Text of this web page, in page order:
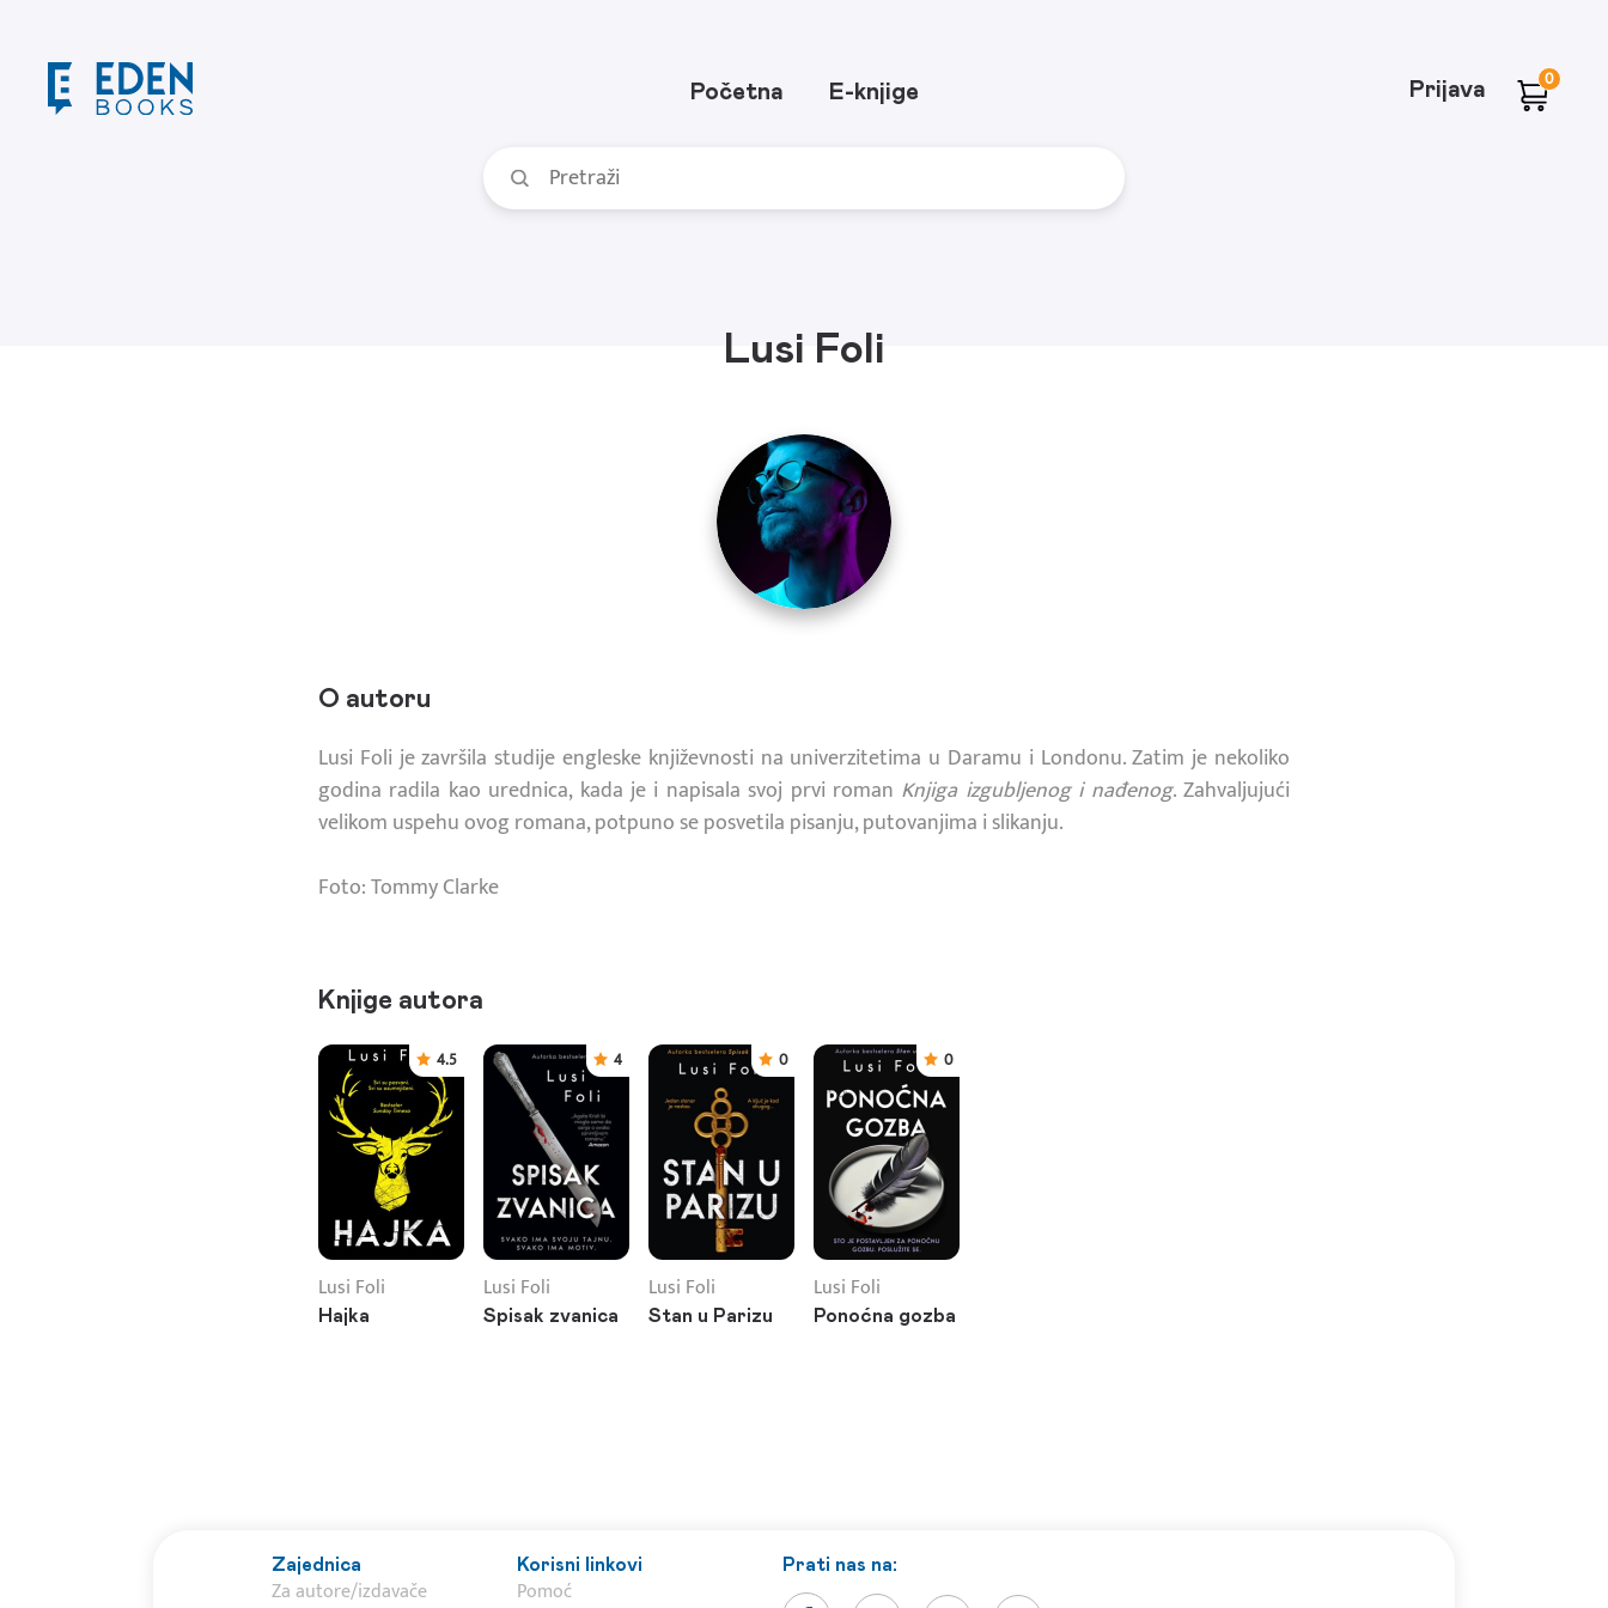
Početna E-knjige Prijava 0
Lusi Foli
O autoru
Lusi Foli je završila studije engleske književnosti na univerzitetima u Daramu i Londonu. Zatim je nekoliko
godina radila kao urednica, kada je i napisala svoj prvi roman Knjiga izgubljenog i nađenog. Zahvaljujući
velikom uspehu ovog romana, potpuno se posvetila pisanju, putovanjima i slikanju.
Foto: Tommy Clarke
Knjige autora
4.5
Lusi Foli
Hajka
4
Lusi Foli
Spisak zvanica
0
Lusi Foli
Stan u Parizu
0
Lusi Foli
Ponoćna gozba
Zajednica
Za autore/izdavače
Korisni linkovi
Pomoć
Prati nas na: